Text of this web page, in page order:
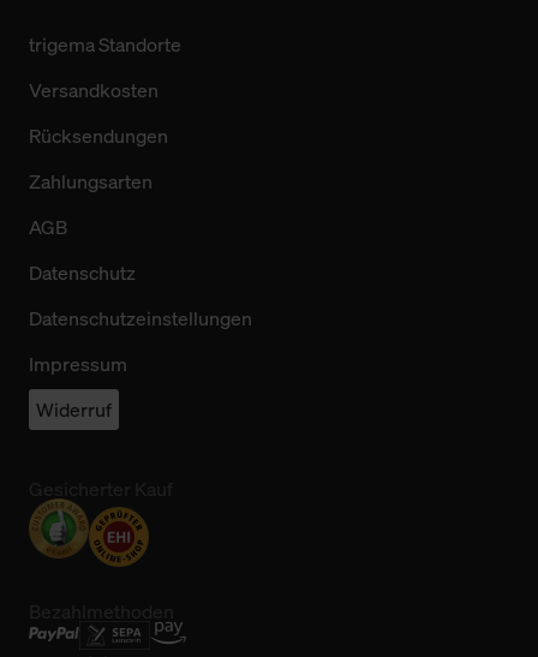
trigema Standorte
Versandkosten
Rücksendungen
Zahlungsarten
AGB
Datenschutz
Datenschutzeinstellungen
Impressum
Widerruf